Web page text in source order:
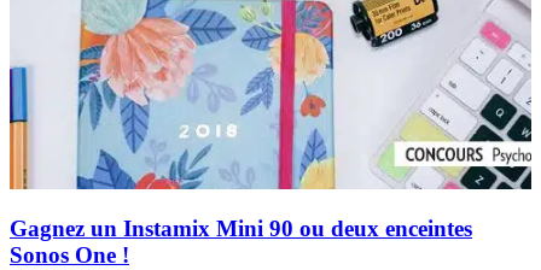
Gagnez un Instamix Mini 90 ou deux enceintes
Sonos One !